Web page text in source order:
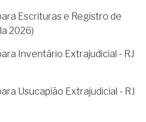
Escrituras e Registro de
2026)
Inventário Extrajudicial - RJ
Usucapião Extrajudicial - RJ